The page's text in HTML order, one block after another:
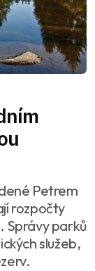
Petrem
rozpočty
Správy parků
služeb,